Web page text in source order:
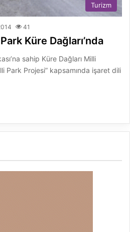
Turizm
41
Küre Dağları’nda
sahip Küre Dağları Milli
Park Projesi” kapsamında işaret dili